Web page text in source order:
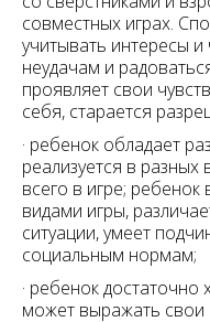
совместных играх.
учитывать интересы и
неудачам и
проявляет свои
себя, старается
· ребенок обладает
реализуется в разных
всего в игре;
видами игры,
ситуации, умеет
социальным нормам;
· ребенок
может выражать